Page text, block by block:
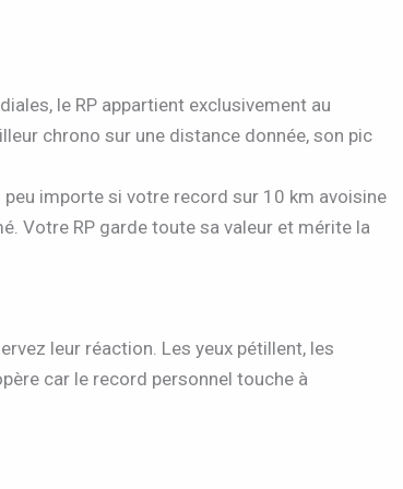
le RP appartient exclusivement au
chrono sur une distance donnée, son pic
importe si votre record sur 10 km avoisine
Votre RP garde toute sa valeur et mérite la
leur réaction. Les yeux pétillent, les
car le record personnel touche à